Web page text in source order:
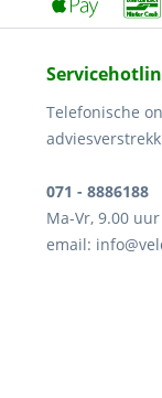
Telefonische
071 - 8886188
Ma-Vr, 9.00
email: